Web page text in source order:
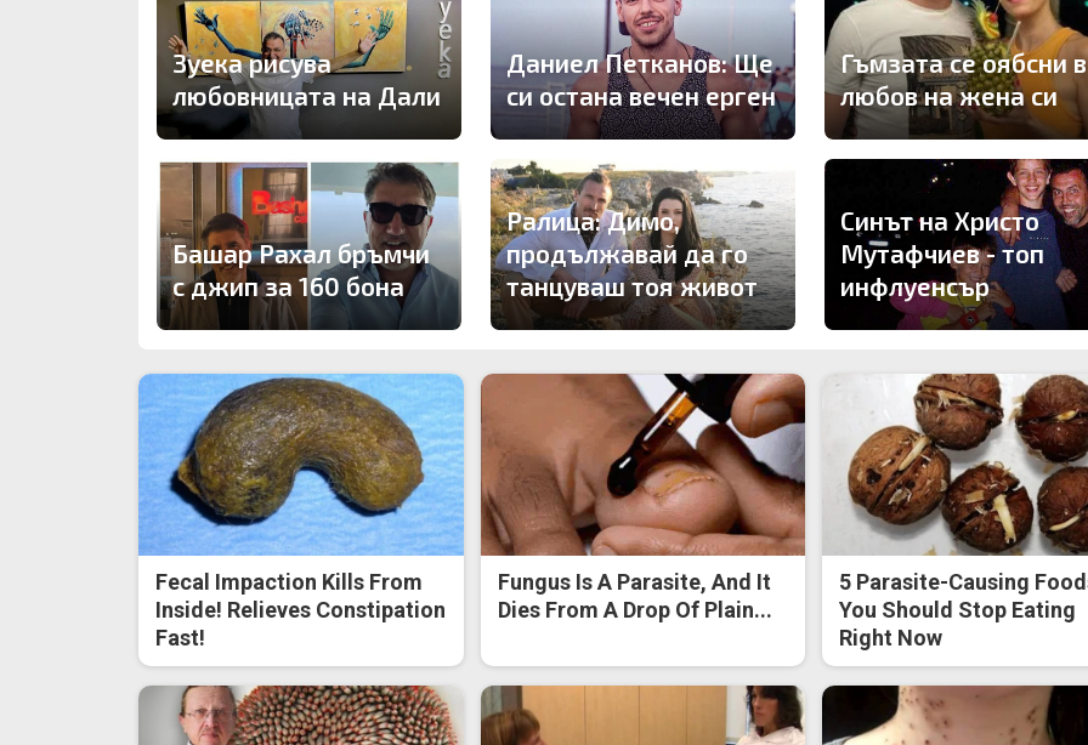
Зуека рисува
любовницата на Дали
Даниел Петканов: Ще
си остана вечен ерген
Гъмзата се оябсни в
любов на жена си
Башар Рахал бръмчи
с джип за 160 бона
Ралица: Димо,
продължавай да го
танцуваш тоя живот
Синът на Христо
Мутафчиев - топ
инфлуенсър
Fecal Impaction Kills From
Inside! Relieves Constipation
Fast!
Fungus Is A Parasite, And It
Dies From A Drop Of Plain...
5 Parasite-Causing
You Should Stop Eating
Right Now